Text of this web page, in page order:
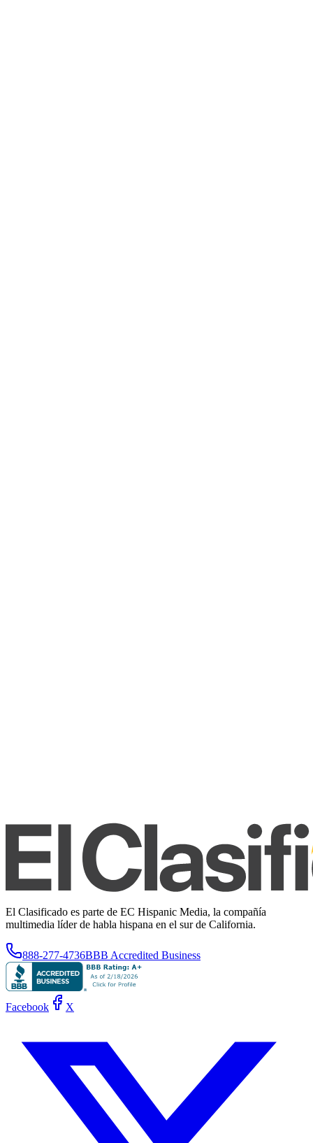
El Clasificado es parte de EC Hispanic Media, la compañía
multimedia líder de habla hispana en el sur de California.
888-277-4736BBB Accredited Business
Facebook X